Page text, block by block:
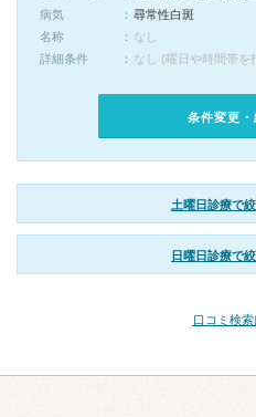
病気
尋常性白斑
名称
なし
詳細条件
なし (曜日や時間帯を
条件変更
土曜日診療で
日曜日診療で
口コミ検